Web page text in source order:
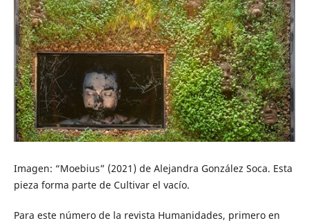
Imagen: “Moebius” (2021) de Alejandra González Soca. Esta
pieza forma parte de Cultivar el vacío.
Para este número de la revista Humanidades, primero en